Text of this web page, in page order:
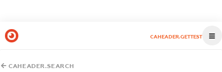
CAHEADER.GETTEST
CAHEADER.SEARCH